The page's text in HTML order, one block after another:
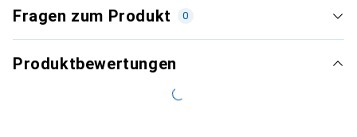
Fragen zum Produkt 0
Produktbewertungen